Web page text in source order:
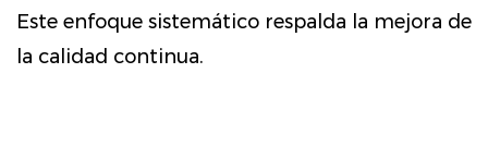
Este enfoque sistemático respalda la mejora de
la calidad continua.